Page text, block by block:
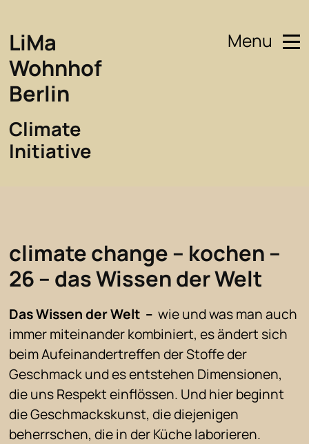
LiMa
Wohnhof
Berlin
Climate
Initiative
Menu
climate change – kochen –
26 – das Wissen der Welt
Das Wissen der Welt – wie und was man auch
immer miteinander kombiniert, es ändert sich
beim Aufeinandertreffen der Stoffe der
Geschmack und es entstehen Dimensionen,
die uns Respekt einflössen. Und hier beginnt
die Geschmackskunst, die diejenigen
beherrschen, die in der Küche laborieren.